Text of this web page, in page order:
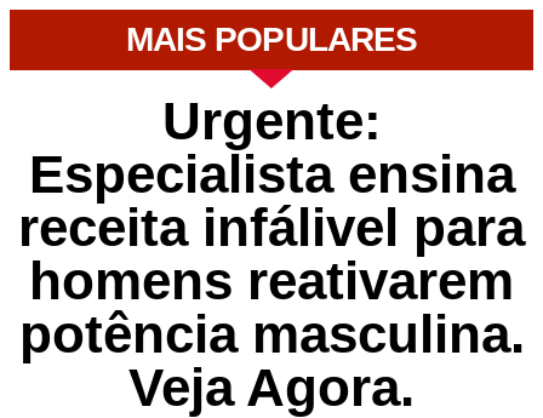
MAIS POPULARES
Urgente:
Especialista ensina
receita infálivel para
homens reativarem
potência masculina.
Veja Agora.